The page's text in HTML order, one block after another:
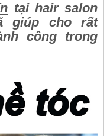
tại hair salon
giúp cho rất
công trong